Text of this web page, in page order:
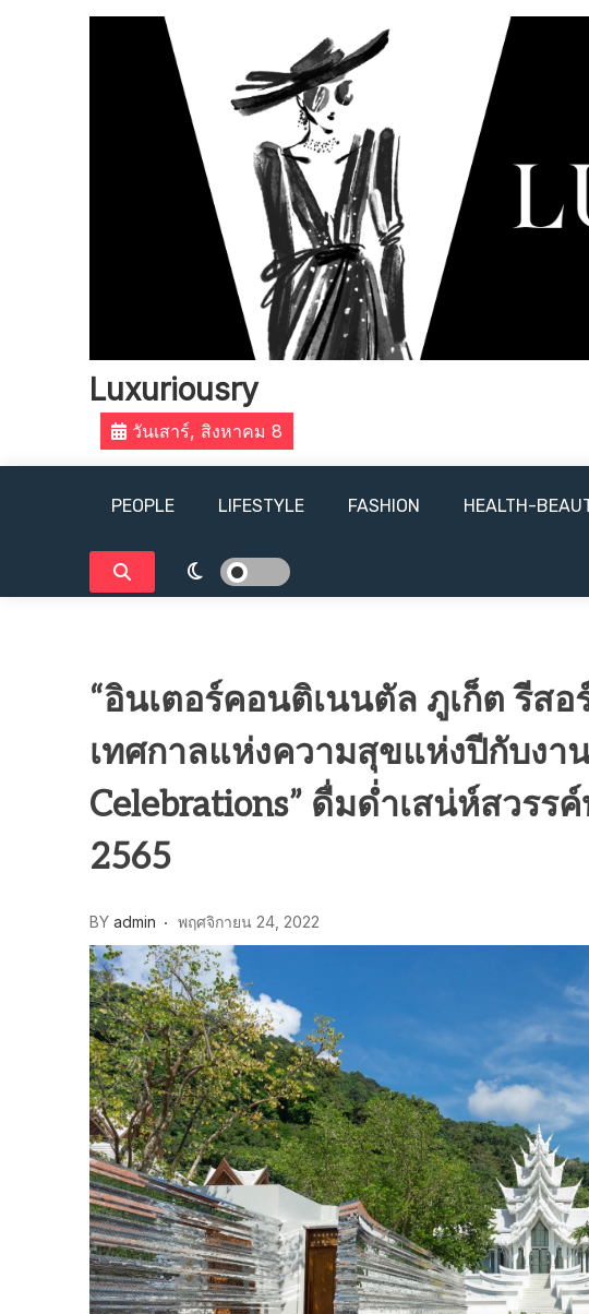
Luxuriousry
วันเสาร์, สิงหาคม 8
PEOPLE LIFESTYLE​ FASHION HEALTH-
“อินเตอร์คอนติเนนตัล ภูเก็ต รีส
เทศกาลแห่งความสุขแห่งปีกับงา
Celebrations” ดื่มด่ำเสน่ห์สวร
2565
BY admin พฤศจิกายน 24, 2022